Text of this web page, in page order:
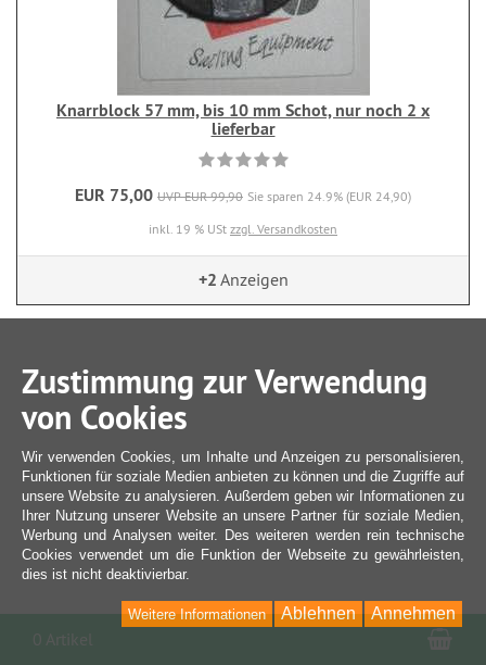
Knarrblock 57 mm, bis 10 mm Schot, nur noch 2 x
lieferbar
EUR 75,00 UVP EUR 99,90 Sie sparen 24.9% (EUR 24,90)
inkl. 19 % USt zzgl. Versandkosten
+2 Anzeigen
Zustimmung zur Verwendung
von Cookies
Wir verwenden Cookies, um Inhalte und Anzeigen zu personalisieren,
Funktionen für soziale Medien anbieten zu können und die Zugriffe auf
unsere Website zu analysieren. Außerdem geben wir Informationen zu
Ihrer Nutzung unserer Website an unsere Partner für soziale Medien,
Werbung und Analysen weiter. Des weiteren werden rein technische
Cookies verwendet um die Funktion der Webseite zu gewährleisten,
dies ist nicht deaktivierbar.
Annehmen
Ablehnen
Weitere Informationen